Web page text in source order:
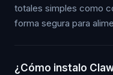
totales simples como
forma segura para
¿Cómo instalo